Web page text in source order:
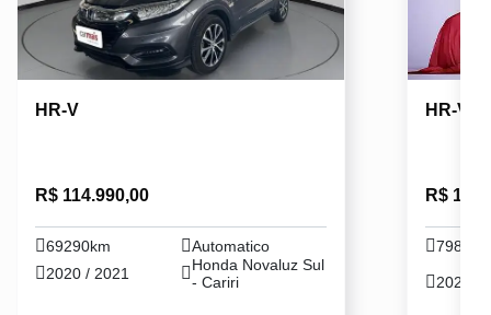
HR-V
R$ 114.990,00
69290km
Automatico
2020 / 2021
Honda Novaluz Sul
- Cariri
HR-V
R$
2021 /